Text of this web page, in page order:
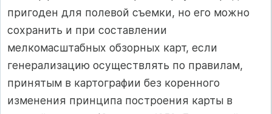
пригоден для полевой съемки, но его можно
сохранить и при составлении
мелкомасштабных обзорных карт, если
генерализацию осуществлять по правилам,
принятым в картографии без коренного
изменения принципа построения карты в